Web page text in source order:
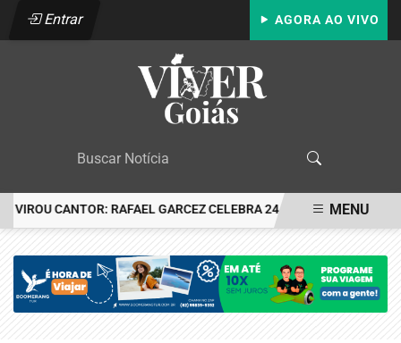
Entrar AGORA AO VIVO
CANTOR: RAFAEL GARCEZ CELEBRA 24 ANOS COM FESTA EM
MENU